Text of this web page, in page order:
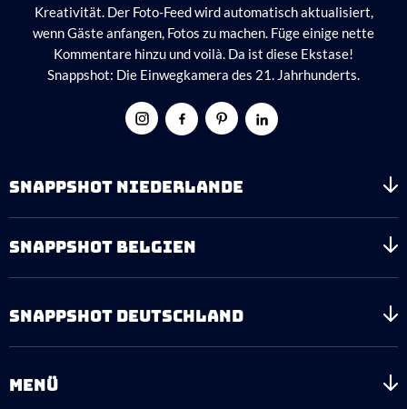
Kreativität. Der Foto-Feed wird automatisch aktualisiert,
wenn Gäste anfangen, Fotos zu machen. Füge einige nette
Kommentare hinzu und voilà. Da ist diese Ekstase!
Snappshot: Die Einwegkamera des 21. Jahrhunderts.
SNAPPSHOT NIEDERLANDE
SNAPPSHOT BELGIEN
SNAPPSHOT DEUTSCHLAND
MENÜ